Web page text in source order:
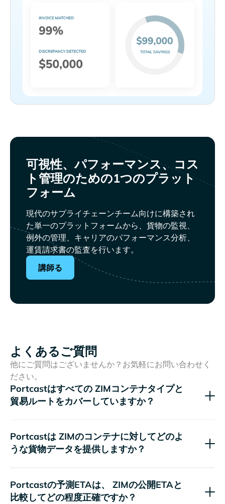
可視性、パフォーマンス、コス
ト管理のための1つのプラット
フォーム
現代のサプライチェーンチーム向けに構築され
た単一のプラットフォームから、貨物の監視、
例外の管理、キャリアのパフォーマンス分析、
運賃請求書の監査を行います。
講師る
よくあるご質問
他にご質問はございませんか？お気軽にお問い合わせく
ださい。
Portcastはすべての
コンテナタイプと
貿易ルートをカバーしていますか？
Portcastは
のコンテナに対してどのよ
うな貨物データを提供しますか？
Portcastの予測ETAは、
の公開ETAと
比較してどの程度正確ですか？